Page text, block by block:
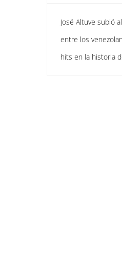
José Altuve subió
entre los
hits en la historia